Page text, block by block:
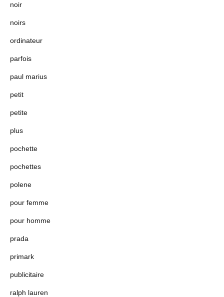
noir
noirs
ordinateur
parfois
paul marius
petit
petite
plus
pochette
pochettes
polene
pour femme
pour homme
prada
primark
publicitaire
ralph lauren